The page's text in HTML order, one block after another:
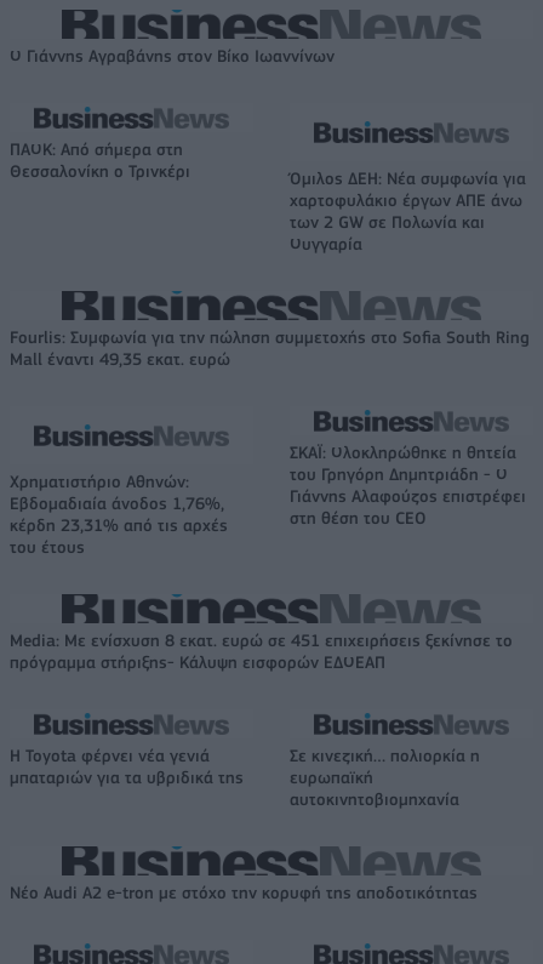
Ο Γιάννης Αγραβάνης στον Βίκο Ιωαννίνων
ΠΑΟΚ: Από σήμερα στη
Θεσσαλονίκη ο Τρινκέρι
Όμιλος ΔΕΗ: Νέα συμφωνία για
χαρτοφυλάκιο έργων ΑΠΕ άνω
των 2 GW σε Πολωνία και
Ουγγαρία
Fourlis: Συμφωνία για την πώληση συμμετοχής στο Sofia South Ring
Mall έναντι 49,35 εκατ. ευρώ
Χρηματιστήριο Αθηνών:
Εβδομαδιαία άνοδος 1,76%,
κέρδη 23,31% από τις αρχές
του έτους
ΣΚΑΪ: Ολοκληρώθηκε η θητεία
του Γρηγόρη Δημητριάδη - Ο
Γιάννης Αλαφούζος επιστρέφει
στη θέση του CEO
Media: Με ενίσχυση 8 εκατ. ευρώ σε 451 επιχειρήσεις ξεκίνησε το
πρόγραμμα στήριξης- Κάλυψη εισφορών ΕΔΟΕΑΠ
Η Toyota φέρνει νέα γενιά
μπαταριών για τα υβριδικά της
Σε κινεζική… πολιορκία η
ευρωπαϊκή
αυτοκινητοβιομηχανία
Νέο Audi A2 e-tron με στόχο την κορυφή της αποδοτικότητας